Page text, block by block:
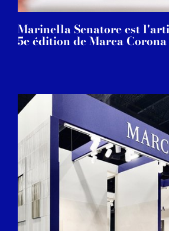
Marinella Senatore est
5e édition de Marca